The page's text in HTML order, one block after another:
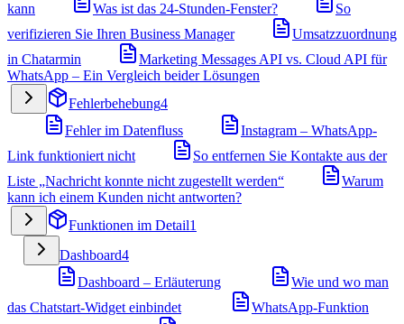
kann
Was ist das 24-Stunden-Fenster?
So
verifizieren Sie Ihren Business Manager
Umsatzzuordnung
in Chatarmin
Marketing Messages API vs. Cloud API für
WhatsApp – Ein Vergleich beider Lösungen
Fehlerbehebung4
Fehler im Datenfluss
Instagram – WhatsApp-
Link funktioniert nicht
So entfernen Sie Kontakte aus der
Liste „Nachricht konnte nicht zugestellt werden“
Warum
kann ich einem Kunden nicht antworten?
Funktionen im Detail1
Dashboard4
Dashboard – Erläuterung
Wie und wo man
das Chatstart-Widget einbindet
WhatsApp-Funktion